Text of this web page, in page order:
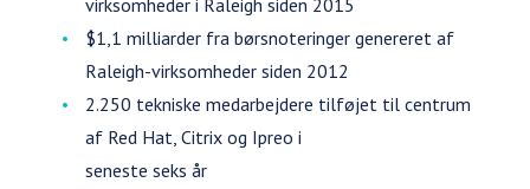
$1,1 milliarder fra børsnoteringer genereret af
Raleigh-virksomheder siden 2012
2.250 tekniske medarbejdere tilføjet til centrum
af Red Hat, Citrix og Ipreo i
seneste seks år